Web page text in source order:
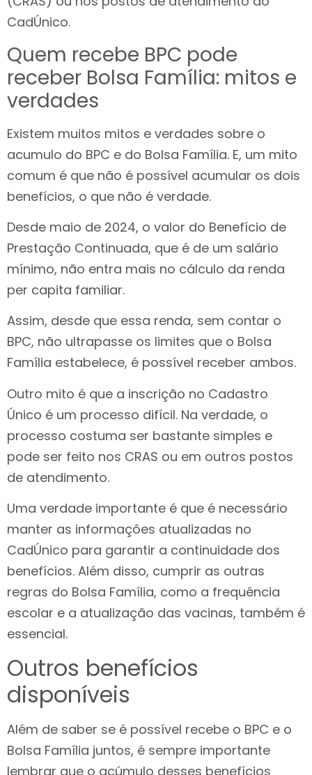
CadÚnico.
Quem recebe BPC pode
receber Bolsa Família: mitos e
verdades
Existem muitos mitos e verdades sobre o
acumulo do BPC e do Bolsa Família. E, um mito
comum é que não é possível acumular os dois
benefícios, o que não é verdade.
Desde maio de 2024, o valor do Benefício de
Prestação Continuada, que é de um salário
mínimo, não entra mais no cálculo da renda
per capita familiar.
Assim, desde que essa renda, sem contar o
BPC, não ultrapasse os limites que o Bolsa
Família estabelece, é possível receber ambos.
Outro mito é que a inscrição no Cadastro
Único é um processo difícil. Na verdade, o
processo costuma ser bastante simples e
pode ser feito nos CRAS ou em outros postos
de atendimento.
Uma verdade importante é que é necessário
manter as informações atualizadas no
CadÚnico para garantir a continuidade dos
benefícios. Além disso, cumprir as outras
regras do Bolsa Família, como a frequência
escolar e a atualização das vacinas, também é
essencial.
Outros benefícios
disponíveis
Além de saber se é possível recebe o BPC e o
Bolsa Família juntos, é sempre importante
lembrar que o acúmulo desses benefícios